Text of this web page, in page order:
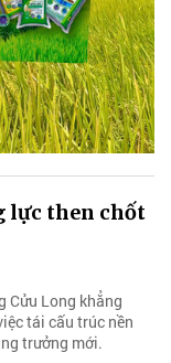
lực then chốt
Cửu Long khẳng
tái cấu trúc nền
trưởng mới.